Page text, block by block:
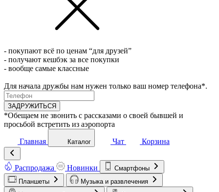
- покупают всё по ценам “для друзей”
- получают кешбэк за все покупки
- вообще самые классные
Для начала дружбы нам нужен только ваш номер телефона*.
ЗАДРУЖИТЬСЯ
*Обещаем не звонить с рассказами о своей бывшей и
просьбой встретить из аэропорта
Главная Каталог Чат Корзина
Распродажа Новинки
Смартфоны
Планшеты
Музыка и развлечения